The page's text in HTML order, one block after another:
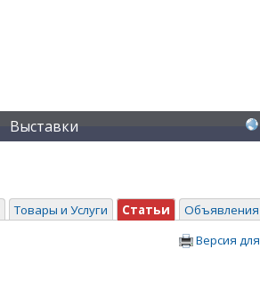
Выставки
Товары и Услуги Статьи Объявления
Версия